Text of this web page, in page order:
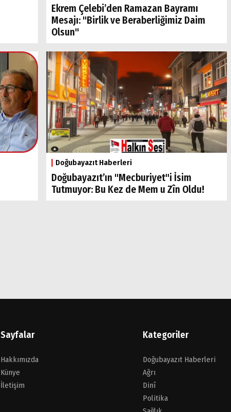
Ekrem Çelebi’den Ramazan Bayramı
Mesajı: "Birlik ve Beraberliğimiz Daim
Olsun"
Doğubayazıt Haberleri
Doğubayazıt’ın "Mecburiyet"i İsim
Tutmuyor: Bu Kez de Mem u Zîn Oldu!
Sayfalar
Hakkımızda
Künye
İletişim
Kategoriler
Doğubayazıt Haberleri
Ağrı
Dinî
Politika